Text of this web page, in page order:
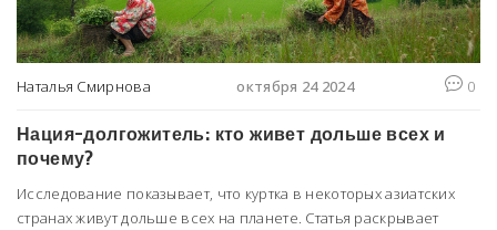
Наталья Смирнова октября 24 2024 0
Нация-долгожитель: кто живет дольше всех и
почему?
Исследование показывает, что куртка в некоторых азиатских
странах живут дольше всех на планете. Статья раскрывает